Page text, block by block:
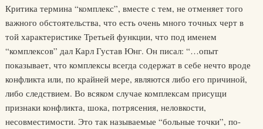
Критика термина “комплекс”, вместе с тем, не отменяет того
важного обстоятельства, что есть очень много точных черт в
той характеристике Третьей функции, что под именем
“комплексов” дал Карл Густав Юнг. Он писал: “…опыт
показывает, что комплексы всегда содержат в себе нечто вроде
конфликта или, по крайней мере, являются либо его причиной,
либо следствием. Во всяком случае комплексам присущи
признаки конфликта, шока, потрясения, неловкости,
несовместимости. Это так называемые “больные точки”, по-